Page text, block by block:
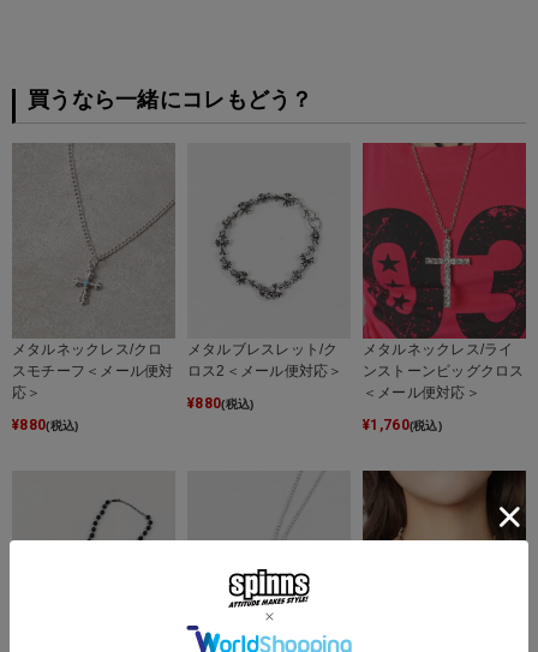
買うなら一緒にコレもどう？
メタルネックレス/クロ
スモチーフ＜メール便対
応＞
¥880(税込)
メタルブレスレット/ク
ロス2＜メール便対応＞
¥880(税込)
メタルネックレス/ライ
ンストーンビッグクロス
＜メール便対応＞
¥1,760(税込)